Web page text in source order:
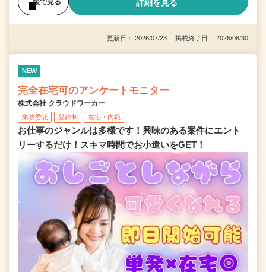
後で見る 詳細を見る
更新日： 2026/07/23 掲載終了日： 2026/08/30
NEW
完全在宅可のアンケートモニター
株式会社 クラウドワーカー
業務委託 登録制 在宅・内職
お仕事のジャンルは多様です！興味のある案件にエント
リーするだけ！スキマ時間でお小遣いをGET！